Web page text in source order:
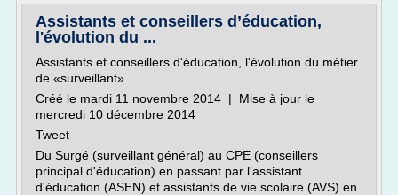
Assistants et conseillers d’éducation,
l'évolution du ...
Assistants et conseillers d'éducation, l'évolution du métier
de «surveillant»
Créé le mardi 11 novembre 2014 | Mise à jour le
mercredi 10 décembre 2014
Tweet
Du Surgé (surveillant général) au CPE (conseillers
principal d'éducation) en passant par l'assistant
d'éducation (ASEN) et assistants de vie scolaire (AVS) en